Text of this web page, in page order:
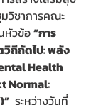
วิชาการคณะ
หัวข้อ “การ
ถีถัดไป: พลัง
Health
Normal:
  ระหว่างวันที่